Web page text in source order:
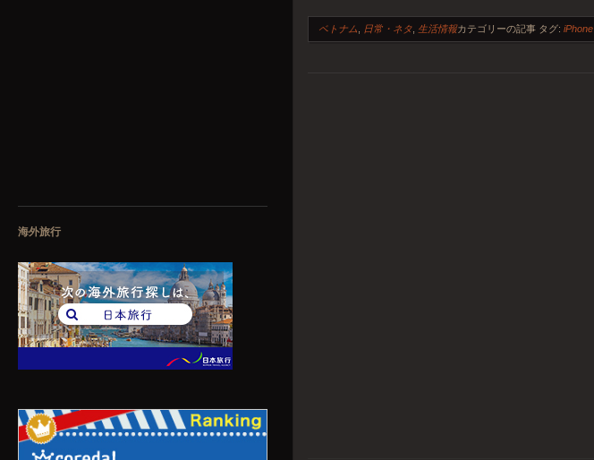
海外旅行
ベトナム 日常・ネタ 生活情報カテゴリーの記事 タグ:iPhone